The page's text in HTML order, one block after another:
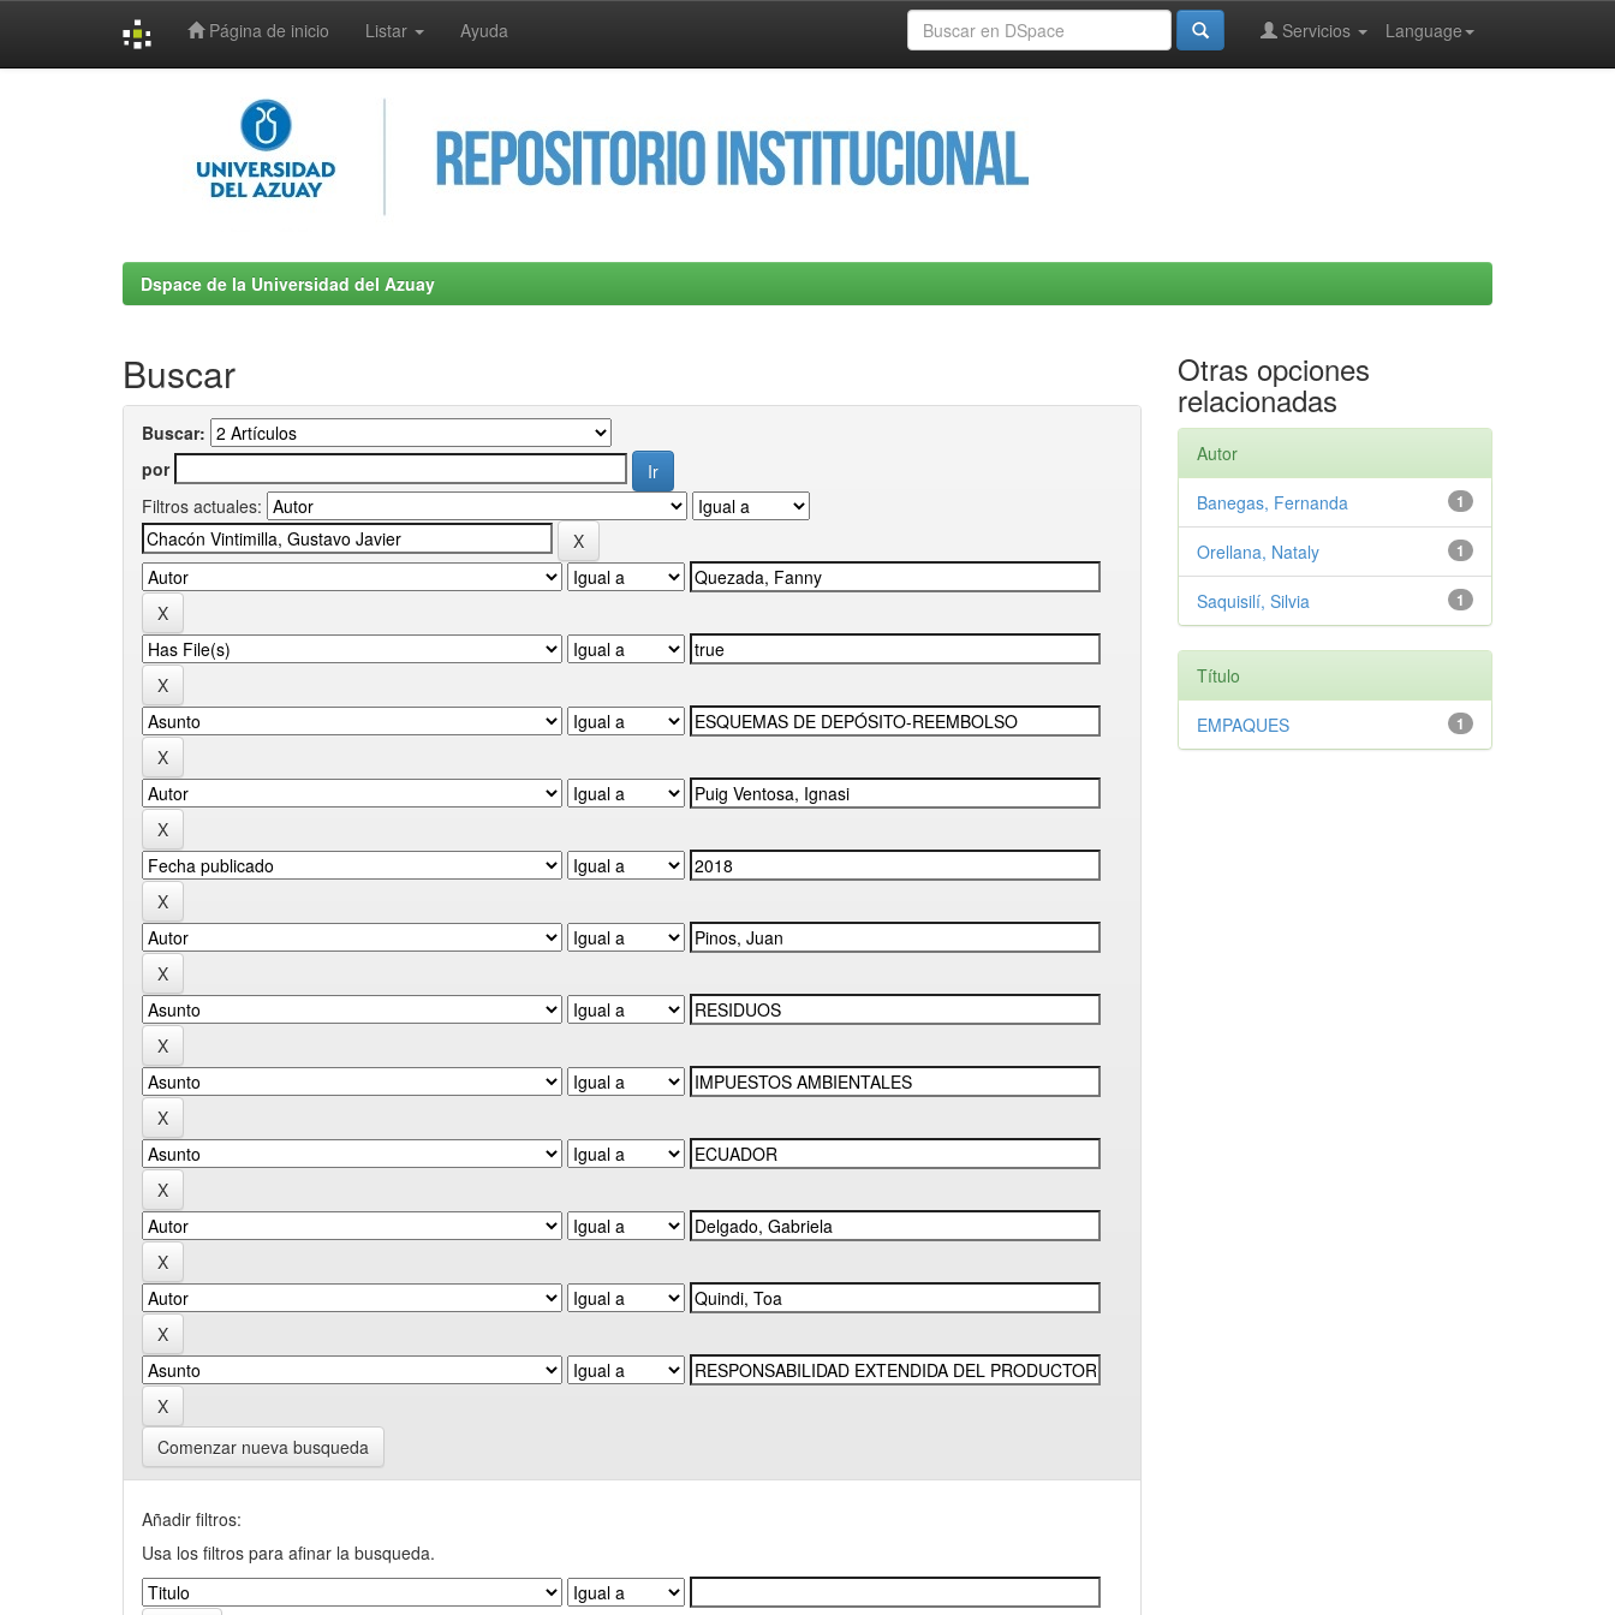
Página de inicio Listar Ayuda Language
Servicios
Dspace de la Universidad del Azuay
Buscar
Buscar:
por
Filtros actuales:
Comenzar nueva busqueda
Añadir filtros:
Usa los filtros para afinar la busqueda.
Otras opciones
relacionadas
Autor
1
Banegas, Fernanda
1
Orellana, Nataly
1
Saquisilí, Silvia
Título
1
EMPAQUES